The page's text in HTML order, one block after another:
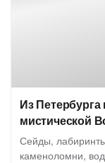
Из
мистической
Сейды,
каменоломни,